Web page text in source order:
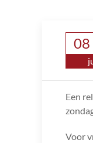
08
Een
Voor